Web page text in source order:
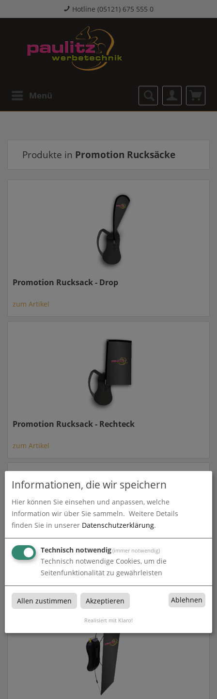
Hotline (05121) 675 555 0
Menü
Produkte in Promotion Rucksäcke
Promotion Rucksack - Drop
zum Artikel
Promotion Rucksack - Rechteck
zum Artikel
Promotion Rucksack - Wind
zum Artikel
Informationen, die wir speichern
Hier können Sie einsehen und anpassen, welche
Information wir über Sie sammeln. Weitere Details
finden Sie in unserer Datenschutzerklärung.
Technisch notwendig(immer notwendig)
Technisch notwendige Cookies, um die
Seitenfunktionalität zu gewährleisten
Allen zustimmen Akzeptieren Ablehnen
Realisiert mit Klaro!